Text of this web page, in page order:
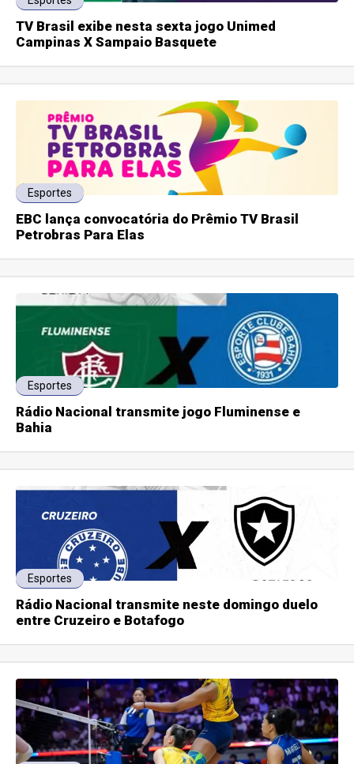
TV Brasil exibe nesta sexta jogo Unimed
Campinas X Sampaio Basquete
Esportes
EBC lança convocatória do Prêmio TV Brasil
Petrobras Para Elas
Esportes
Rádio Nacional transmite jogo Fluminense e
Bahia
Esportes
Rádio Nacional transmite neste domingo duelo
entre Cruzeiro e Botafogo